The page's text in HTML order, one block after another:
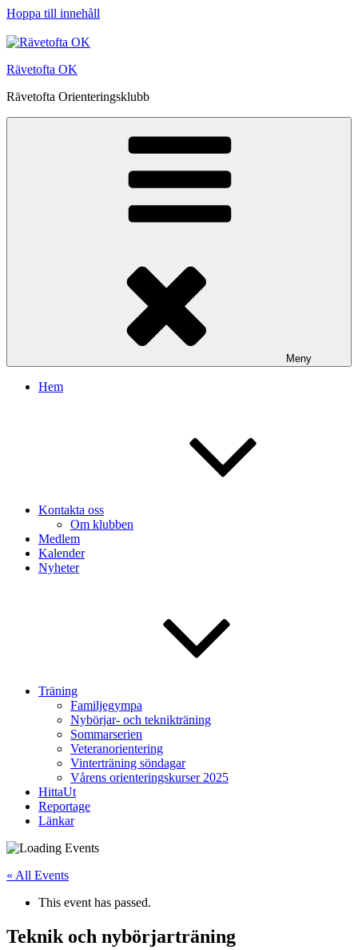
Hoppa till innehåll
Rävetofta OK
Rävetofta Orienteringsklubb
Meny
Hem
Kontakta oss
Om klubben
Medlem
Kalender
Nyheter
Träning
Familjegympa
Nybörjar- och teknikträning
Sommarserien
Veteranorientering
Vinterträning söndagar
Vårens orienteringskurser 2025
HittaUt
Reportage
Länkar
« All Events
This event has passed.
Teknik och nybörjarträning